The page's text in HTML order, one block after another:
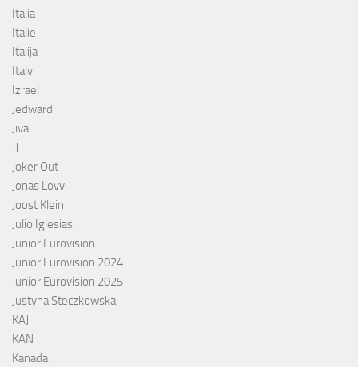
Italia
Italie
Italija
Italy
Izrael
Jedward
Jiva
JJ
Joker Out
Jonas Lovv
Joost Klein
Julio Iglesias
Junior Eurovision
Junior Eurovision 2024
Junior Eurovision 2025
Justyna Steczkowska
KAJ
KAN
Kanada